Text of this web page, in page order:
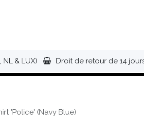
& LUX) Droit de retour de 14
'Police' (Navy Blue)